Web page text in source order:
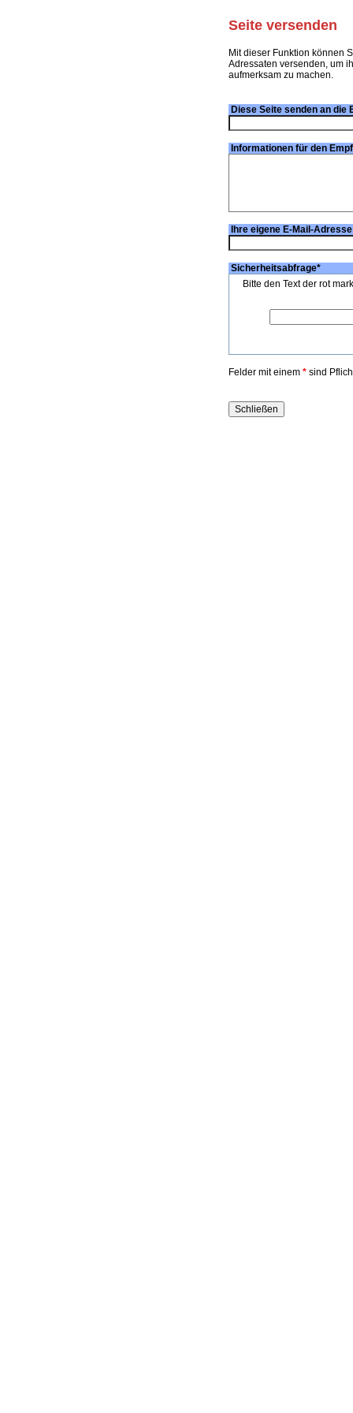
Seite versenden
Mit dieser Funktion können
Adressaten versenden, um
aufmerksam zu machen.
Diese Seite senden an die
Informationen für den
Ihre eigene E-Mail-
Sicherheitsabfrage*
Bitte den Text der rot
Felder mit einem * sind